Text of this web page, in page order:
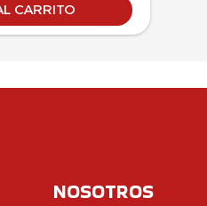
CARRITO
NOSOTROS